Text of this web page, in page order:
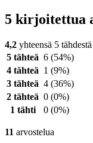
5 kirjoitettua
4,2 yhteensä 5 tähdestä
5 tähteä 6 (54%)
4 tähteä 1 (9%)
3 tähteä 4 (36%)
2 tähteä 0 (0%)
1 tähti
0 (0%)
11 arvostelua